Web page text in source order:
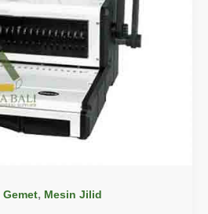
Gemet, Mesin Jilid